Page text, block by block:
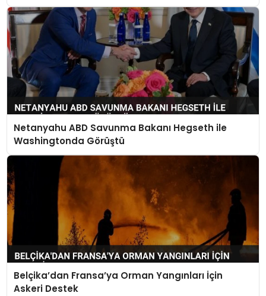
Netanyahu ABD Savunma Bakanı Hegseth ile
Washingtonda Görüştü
Belçika’dan Fransa’ya Orman Yangınları İçin
Askeri Destek